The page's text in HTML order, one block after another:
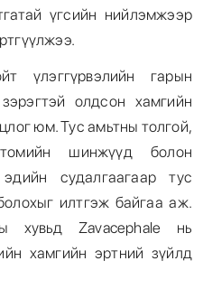
үгсийн нийлэмжээр
үлэггүрвэлийн гарын
олдсон хамгийн
юм. Тус амьтны толгой,
шинжүүд болон
судалгаагаар тус
илтгэж байгаа аж.
хувьд Zavacephale нь
хамгийн эртний зүйлд